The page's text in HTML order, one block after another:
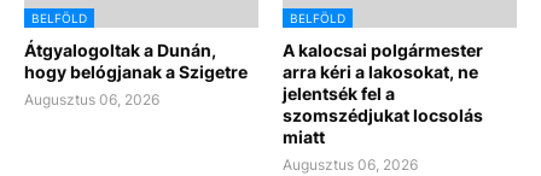
BELFÖLD
Átgyalogoltak a Dunán,
hogy belógjanak a Szigetre
Augusztus 06, 2026
BELFÖLD
A kalocsai polgármester
arra kéri a lakosokat, ne
jelentsék fel a
szomszédjukat locsolás
miatt
Augusztus 06, 2026